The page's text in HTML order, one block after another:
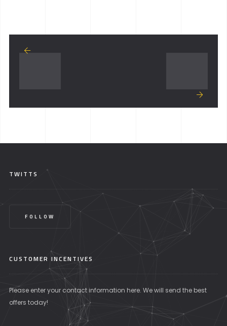
TWITTS
FOLLOW
CUSTOMER INCENTIVES
Please enter your contact information here. We will send the best
offers today!